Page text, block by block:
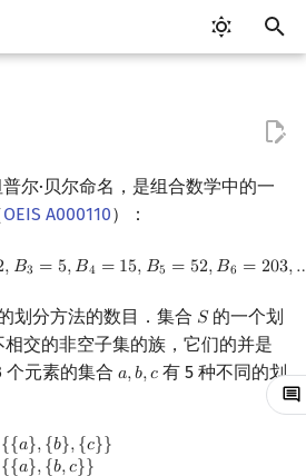
ICPC/CCPC 赛事与赛制
交互题
分段打表
常见错误
常见技巧
Emacs
VS Code
Atom
Eclipse
Arbiter
Cena
CCR Plus
Lemon
通用
Generator
Validator
Interactor
C++ 语法基础
变量
运算
流程控制语句
STL 容器
STL 算法
bitset
string
命名空间
值类别
重载运算符
引用
别
均摊复杂度
选择排序
冒泡排序
插入排序
计数排序
单调队列/单调栈优化
斜率优化
四边形不等式优化
Slope Trick 优化
最优原地后缀排序算法
并查集复杂度
二叉堆
配对堆
左偏树
块状数组
块状链表
树分块
Sqrt Tree
线段树合并 & 分裂
李超线段树
猫树
区间最值操作 & 区间历史
Kinetic Tournament Tree
Treap
Splay 树
WBLT
替罪羊树
可持久化线段树
可持久化块状数组
可持久化平衡树
可持久化字典树
平衡树套线段树
线段树套平衡树
树状数组套权值线段树
分块套树状数组
全局平衡二叉树
Euler Tour Tree
Top Tree
树的直径
树的中心
树的重心
最近公共祖先
差分约束
k 短路
同余最短路
最小树形图
最小直径生成树
双连通分量
割点和桥
圆方树
点/边连通度
最大流
最小割
费用流
上下界网络流
二分图最大匹配
二分图最大权匹配
一般图最大匹配
一般图最大权匹配
CDQ 分治
整体二分
莫队算法
随机化技巧
爬山算法
模拟退火
普尔·贝尔命名，是组合数学中的一
OEIS A000110）：
, 𝐵3 = 5,𝐵4 = 15, 𝐵5 = 52,𝐵6 = 203,
, B3= 5,B4 =15 B5=52 ,B6=203 …
划分方法的数目．集合 𝑆
S的一个划
交的非空子集的族，它们的并是
元素的集合 𝑎,𝑏,𝑐
a,b,c 有 5 种不同的划
{{𝑎},{𝑏},{𝑐}}
b ,c}}{{ b},{a,c}} {{